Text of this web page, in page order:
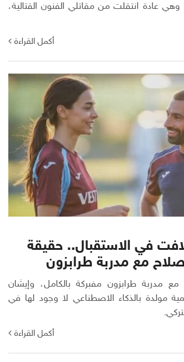
عادة انتقلت من مقاتلي الفنون القتالية،
أكمل القراءة
في الاستقبال.. حقيقة
مع مدربة طرابزون
مدربة طرابزون مفبركة بالكامل، وإيشان
مولدة بالذكاء الاصطناعي لا وجود لها في
أكمل القراءة